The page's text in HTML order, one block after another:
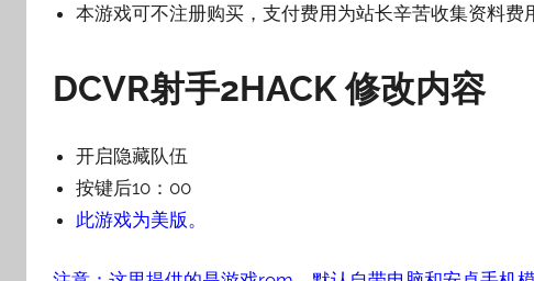
本游戏可不注册购买，支付费用为站长辛苦收集资料费
DCVR射手2HACK修改内容
开启隐藏队伍
按键后10：00
此游戏为美版。